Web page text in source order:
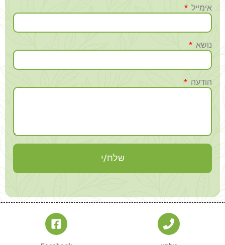
אימייל
נושא
הודעה
שלח/י